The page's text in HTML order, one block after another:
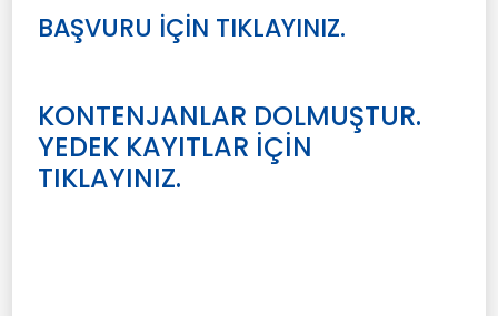
BAŞVURU İÇİN TIKLAYINIZ.
KONTENJANLAR DOLMUŞTUR.
YEDEK KAYITLAR İÇİN
TIKLAYINIZ.